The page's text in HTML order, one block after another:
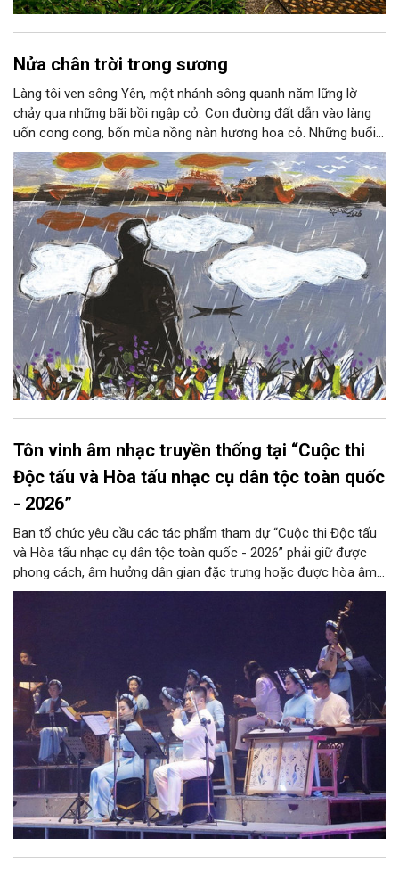
Nửa chân trời trong sương
Làng tôi ven sông Yên, một nhánh sông quanh năm lững lờ
chảy qua những bãi bồi ngập cỏ. Con đường đất dẫn vào làng
uốn cong cong, bốn mùa nồng nàn hương hoa cỏ. Những buổi
hoàng hôn, khi nắng đã dịu xuống phía cuối sông, đám hoa tím
lại thẫm màu như có ai vừa rắc lên một lớp khói.
Tôn vinh âm nhạc truyền thống tại “Cuộc thi
Độc tấu và Hòa tấu nhạc cụ dân tộc toàn quốc
- 2026”
Ban tổ chức yêu cầu các tác phẩm tham dự “Cuộc thi Độc tấu
và Hòa tấu nhạc cụ dân tộc toàn quốc - 2026” phải giữ được
phong cách, âm hưởng dân gian đặc trưng hoặc được hòa âm,
phối khí mới trên nền tảng làn điệu âm nhạc truyền thống Việt
Nam, đồng thời phải được trình diễn trực tiếp bằng nhạc cụ dân